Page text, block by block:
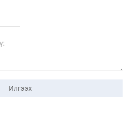
Илгээх